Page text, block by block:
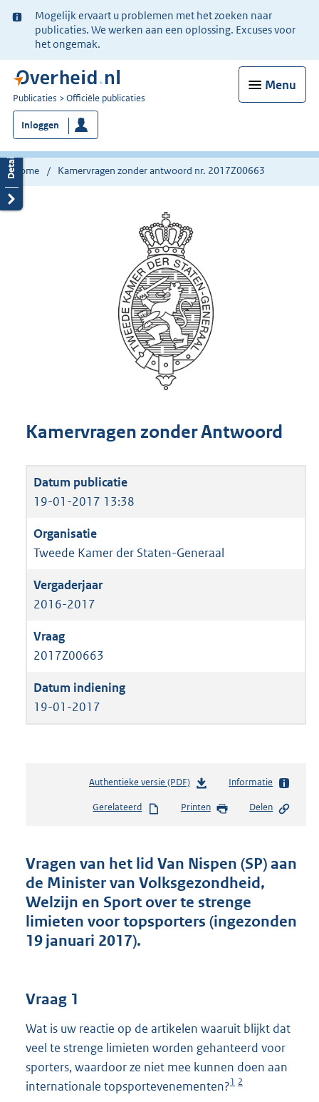
Ter
informatie:
Mogelijk ervaart u problemen met het zoeken naar
publicaties. We werken aan een oplossing. Excuses voor
het ongemak.
Menu
U
bent
nu
hier:
Publicaties Officiële publicaties
Inloggen
Home Kamervragen zonder antwoord nr. 2017Z00663
Kamervragen zonder Antwoord
19-01-2017 13:38
Tweede Kamer der Staten-Generaal
2016-2017
2017Z00663
19-01-2017
Authentieke versie (PDF)b
s
n
d
s
g
r
9
K
b
Informatie
Gerelateerd Printen Delen
Vragen van het lid Van Nispen (SP) aan
de Minister van Volksgezondheid,
Welzijn en Sport over te strenge
limieten voor topsporters (ingezonden
19 januari 2017).
Vraag 1
Wat is uw reactie op de artikelen waaruit blijkt dat
veel te strenge limieten worden gehanteerd voor
sporters, waardoor ze niet mee kunnen doen aan
internationale topsportevenementen?1 2